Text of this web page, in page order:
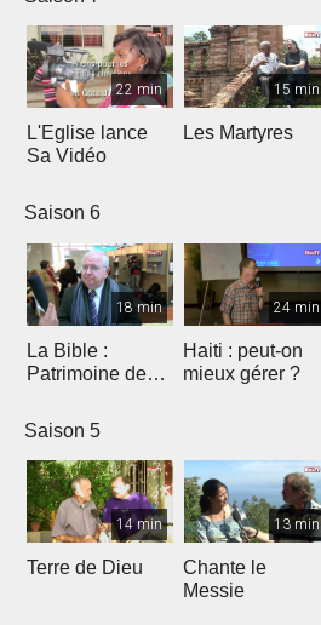
22 min
L'Eglise lance
Sa Vidéo
15 min
Les Martyres
Saison 6
18 min
La Bible :
Patrimoine de
Marseille
24 min
Haiti : peut-on
mieux gérer ?
Saison 5
14 min
Terre de Dieu
13 min
Chante le
Messie